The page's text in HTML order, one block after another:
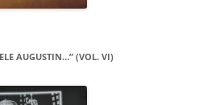
AUGUSTIN…” (VOL. VI)